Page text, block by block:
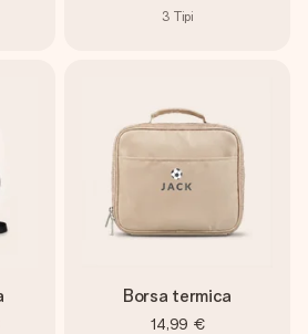
3 Tipi
Borsa termica
14,99 €